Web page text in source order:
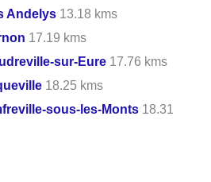
Andelys 13.18 kms
17.19 kms
sur-Eure 17.76 kms
18.25 kms
sous-les-Monts 18.31